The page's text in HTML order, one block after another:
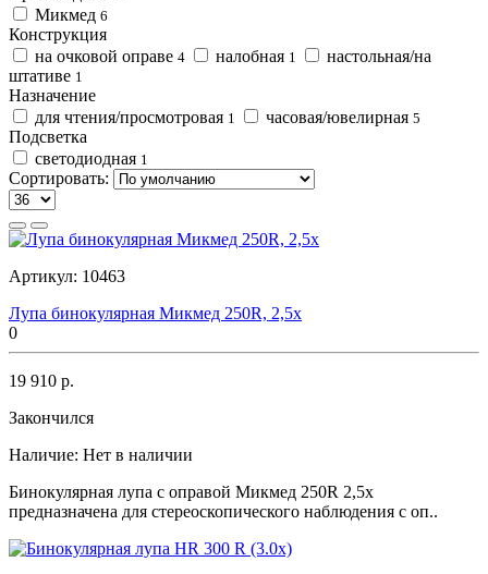
Микмед 6
Конструкция
на очковой оправе 4 налобная 1
настольная/на
штативе 1
Назначение
для чтения/просмотровая 1 часовая/ювелирная 5
Подсветка
светодиодная 1
Сортировать:
Артикул: 10463
Лупа бинокулярная Микмед 250R, 2,5x
0
19 910 р.
Закончился
Наличие: Нет в наличии
Бинокулярная лупа с оправой Микмед 250R 2,5x
предназначена для стереоскопического наблюдения с оп..